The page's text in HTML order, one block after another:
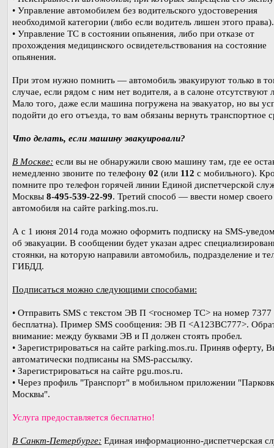
• Управление автомобилем без водительского удостоверения
необходимой категории (либо если водитель лишен этого права).
• Управление ТС в состоянии опьянения, либо при отказе от
прохождения медицинского освидетельствования на состояние
опьянения.
При этом нужно помнить — автомобиль эвакуируют только в
случае, если рядом с ним нет водителя, а в салоне отсутствуют
Мало того, даже если машина погружена на эвакуатор, но вы
подойти до его отъезда, то вам обязаны вернуть транспортное
Что делать, если машину эвакуировали?
В Москве: если вы не обнаружили свою машину там, где ее
немедленно звоните по телефону 02 (или 112 с мобильного).
помните про телефон горячей линии Единой диспетчерской
Москвы 8-495-539-22-99. Третий способ — ввести номер своего
автомобиля на сайте parking.mos.ru.
А с 1 июня 2014 года можно оформить подписку на SMS-
об эвакуации. В сообщении будет указан адрес
стоянки, на которую направили автомобиль, подразделение и
ГИБДД.
Подписаться можно следующими способами:
• Отправить SMS с текстом ЭВ П <госномер ТС> на номер 7377
бесплатна). Пример SMS сообщения: ЭВ П <А123ВС777>.
внимание: между буквами ЭВ и П должен стоять пробел.
• Зарегистрироваться на сайте parking.mos.ru. Приняв оферту,
автоматически подписаны на SMS-рассылку.
• Зарегистрироваться на сайте pgu.mos.ru.
• Через профиль "Транспорт" в мобильном приложении
Москвы".
Услуга предоставляется бесплатно!
В Санкт-Петербурге: Единая информационно-диспетчерская